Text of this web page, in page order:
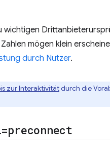
wichtigen
mögen klein
durch Nutzer.
zur Interaktivitätdurch die